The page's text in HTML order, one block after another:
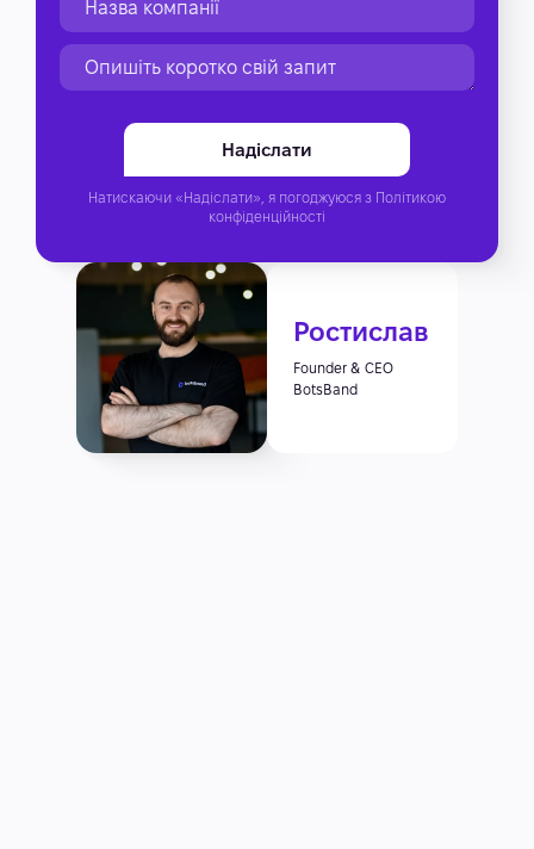
Ростислав
Founder & CEO
BotsBand
Натискаючи «Надіслати», я погоджуюся з Політикою
конфіденційності